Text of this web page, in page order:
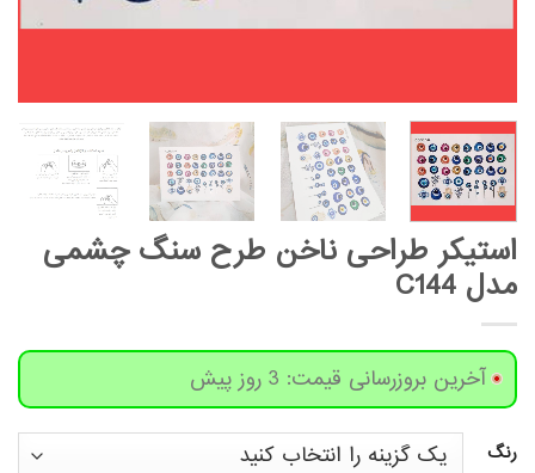
استیکر طراحی ناخن طرح سنگ چشمی
مدل C144
آخرین بروزرسانی قیمت: 3 روز پیش
رنگ